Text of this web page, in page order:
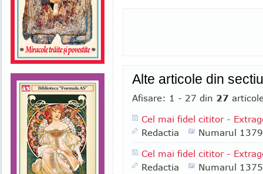
Alte articole din
Afisare: 1 - 27 din 27
Cel mai fidel cititor -
Redactia
Numarul 1379
Cel mai fidel cititor -
Redactia
Numarul 1375